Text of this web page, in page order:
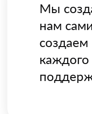
Мы
нам
создаем
каждого